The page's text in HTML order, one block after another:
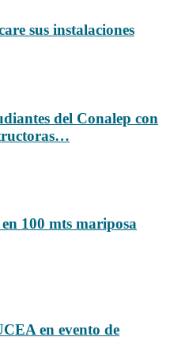
sus instalaciones
del Conalep con
100 mts mariposa
en evento de